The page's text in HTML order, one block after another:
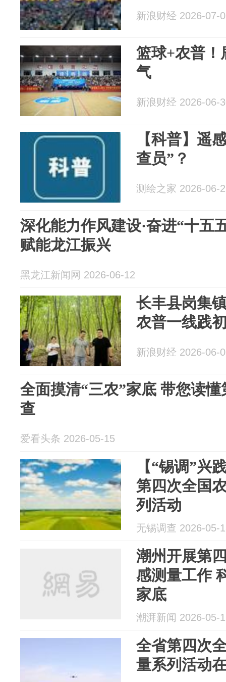
新浪财经 2026-07-
篮球+农普！
气
新浪财经 2026-06-
【科普】遥
查员”？
测绘之家 2026-06-
深化能力作风建设·奋进“十五
赋能龙江振兴
黑龙江新闻网 2026-06-12
长丰县岗集
农普一线践
新浪财经 2026-06-
全面摸清“三农”家底 带您读
查
爱看头条 2026-05-15
【“锡调”兴
第四次全国
列活动
无锡调查 2026-05-
潮州开展第
感测量工作
家底
潮湃新闻 2026-05-
全省第四次
量系列活动